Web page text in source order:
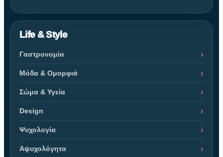
Life & Style
Γαστρονομία
Μόδα & Ομορφιά
Σώμα & Υγεία
Design
Ψυχολογία
Αψυχολόγητα